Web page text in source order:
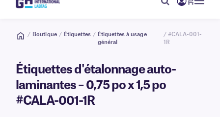
/ Boutique / Étiquettes / Étiquettes à usage
général
/ #CALA-001-
1R
Étiquettes d'étalonnage auto-
laminantes – 0,75 po x 1,5 po
#CALA-001-1R